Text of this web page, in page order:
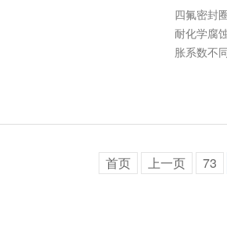
四氟密封
耐化学腐
胀系数不
首页 上一页 73